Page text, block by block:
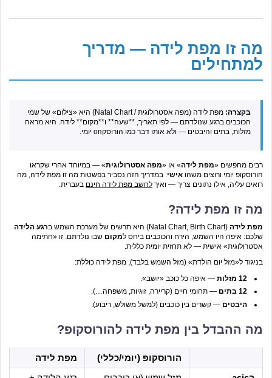
מה זו מפת לידה — מדריך
למתחילים
בקצרה:
מפת לידה (מפה אסטרולוגית / Natal Chart) היא «צילום» של שמי
הכוכבים ברגע שנולדתם — לפי תאריך, **שעה** ו**מקום** לידה. היא מראה
מזלות, בתים והיבטים — ולא אותו דבר כמו הורוסקоп יומי.
רבים מחפשים «מפת לידה» או «מפה אסטרולוגית» — במיוחד אחרי שקראו
הורוסקופ יומי ורוצים משהו אישי. במדריך הזה נסביר בפשטות מה זו מפת לידה, מה
רואים עליה, אילו נתונים צריך — ואיך לחשב מפת לידה חינם בעברית.
מה זו מפת לידה?
מפת לידה (Natal Chart, Birth Chart) היא תרשים של מערכת השמש ב
רגע הלידה
שלכם: איפה היו השמש, הירח והכוכבים ביחס למקום שבו נולדתם. זו «חתימה
אסטרולוגית» אישית — לא תחזית יומית כללית.
בניגוד ל«מזל יום הולדת» (מזל השמש בלבד), מפת לידה כוללת:
12 מזלות
— איפה כל כוכב «יושב».
12 בתים
— תחומי חיים (קריירה, זוגיות, משפחה…).
היבטים — קשרים בין כוכבים (למשל משולש, ריבוע).
מה ההבדל בין מפת לידה להורוסקופ?
הורוסקופ (יומי/כללי)
מפת לידה